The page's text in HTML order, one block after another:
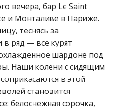
вечера, бар Le Saint
и Монталиве в Париже.
теснясь за
ряд — все курят
шардоне под
Наши колени с сидящим
в этой
становится
белоснежная сорочка,